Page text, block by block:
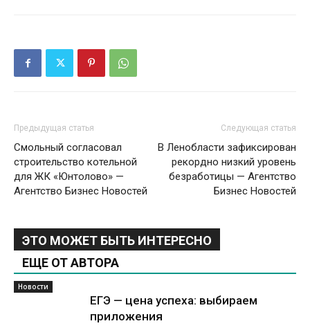
Предыдущая статья
Смольный согласовал
строительство котельной
для ЖК «Юнтолово» —
Агентство Бизнес Новостей
Следующая статья
В Ленобласти зафиксирован
рекордно низкий уровень
безработицы — Агентство
Бизнес Новостей
ЭТО МОЖЕТ БЫТЬ ИНТЕРЕСНО
ЕЩЕ ОТ АВТОРА
Новости
ЕГЭ — цена успеха: выбираем
приложения